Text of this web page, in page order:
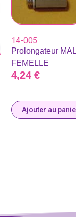
14-005
Prolongateur
FEMELLE
4,24€
Ajouter au